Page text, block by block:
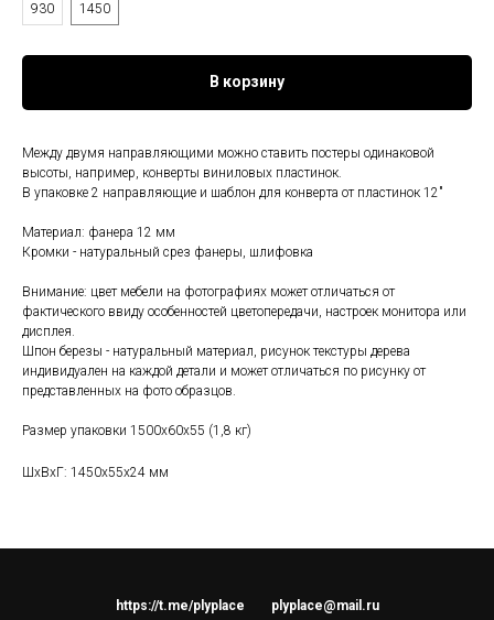
930
1450
В корзину
Между двумя направляющими можно ставить постеры одинаковой
высоты, например, конверты виниловых пластинок.
В упаковке 2 направляющие и шаблон для конверта от пластинок 12"
Материал: фанера 12 мм
Кромки - натуральный срез фанеры, шлифовка
Внимание: цвет мебели на фотографиях может отличаться от
фактического ввиду особенностей цветопередачи, настроек монитора или
дисплея.
Шпон березы - натуральный материал, рисунок текстуры дерева
индивидуален на каждой детали и может отличаться по рисунку от
представленных на фото образцов.
Размер упаковки 1500х60х55 (1,8 кг)
ШxВxГ: 1450x55x24 мм
https://t.me/plyplace plyplace@mail.ru